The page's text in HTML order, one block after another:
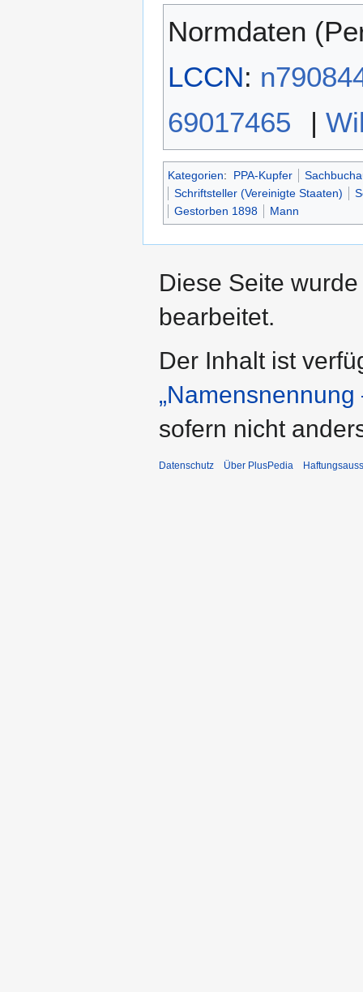
Normdaten
LCCN:
69017465
|
Kategorien: PPA-Kupfer
Schriftsteller (Vereinigte Staaten)
Gestorben 1898
Mann
Diese Seite
bearbeitet.
Der Inhalt ist
sofern nicht
Datenschutz Über PlusPedia